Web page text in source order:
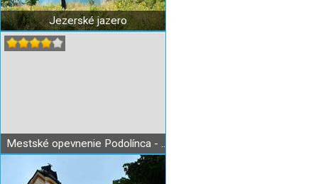
Jezerské jazero
Mestské opevnenie Podolínca - strážne veže